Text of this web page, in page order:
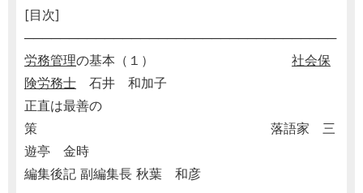
[目次]
───────────────────────────────────
労務管理の基本（１） 社会保
険労務士 石井 和加子
正直は最善の
策 落語家 三
遊亭 金時
編集後記 副編集長 秋葉 和彦